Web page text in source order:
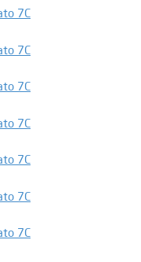
7C
7C
7C
7C
7C
7C
7C